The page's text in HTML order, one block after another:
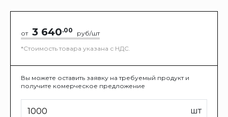
от 3 640.00
руб/шт
*Стоимость товара указана с НДС.
Вы можете оставить заявку на требуемый продукт и
получите комерческое предложение
шт